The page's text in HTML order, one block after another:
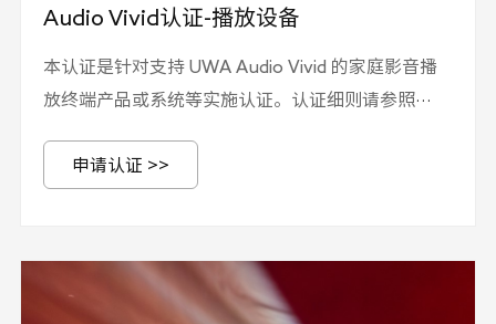
Audio Vivid认证-播放设备
本认证是针对支持 UWA Audio Vivid 的家庭影音播
放终端产品或系统等实施认证。认证细则请参照
则-播放设备，技术要求请参照T/UWA 009.3-1-
TC-3DA-301 第3部分 Audio Vivid认证申请书、认证
申请人承诺及相关附件，并加盖公章。
申请认证 >>